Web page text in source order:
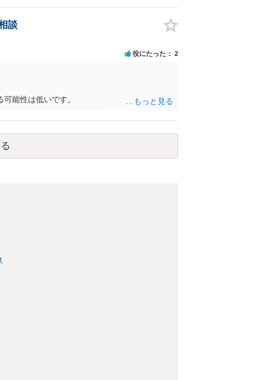
デザイナーの利用規約を確認したうえで、「提
と書面で明確に通知することをお勧めしま
してから削除を求めてください。
別され、必要な範囲に限られていることなど
掲載する場合、引用と認められにくいでしょ
安全にSNSで公開するには、教科書の図をトレ
に、自分で構図や表現を工夫して作図する方
プンライセンス素材を、利用条件に従って使
だけの学習用にとどめるのが安全です。
談
役にたった 2
能性は低いです。